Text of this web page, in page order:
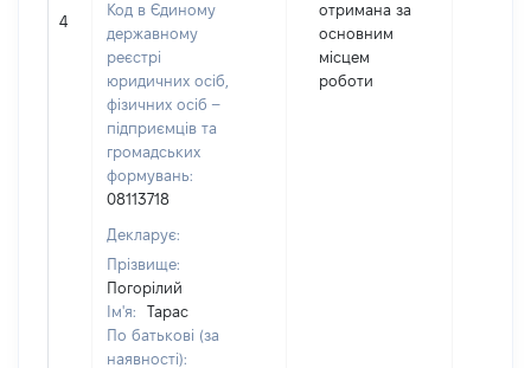
4
Код в Єдиному
державному
реєстрі
юридичних осіб,
фізичних осіб –
підприємців та
громадських
формувань:
08113718
Декларує:
Прізвище:
Погорілий
Ім'я:
Тарас
По батькові (за
наявності):
отримана за
основним
місцем
роботи